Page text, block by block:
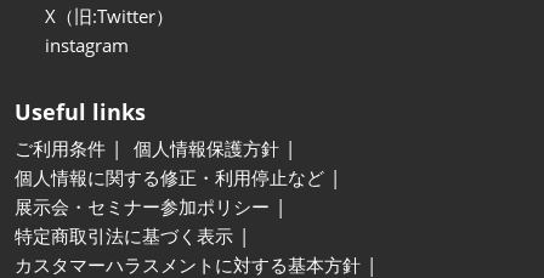
X（旧:Twitter）
instagram
Useful links
ご利用条件
個人情報保護方針
個人情報に関する修正・利用停止など
展示会・セミナー参加ポリシー
特定商取引法に基づく表示
カスタマーハラスメントに対する基本方針